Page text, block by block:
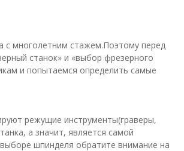
с многолетним стажем.Поэтому перед
станок» и «выбор фрезерного
и попытаемся определить самые
режущие инструменты(граверы,
а значит, является самой
шпинделя обратите внимание на